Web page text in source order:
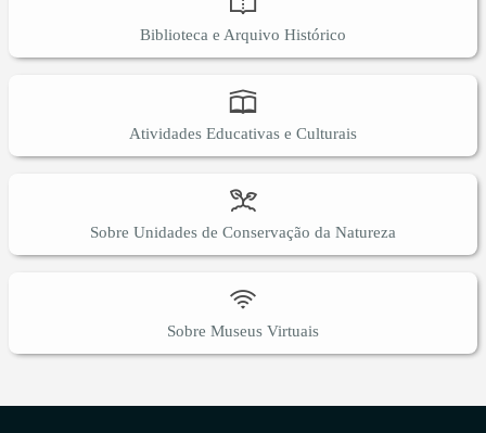
Biblioteca e Arquivo Histórico
Atividades Educativas e Culturais
Sobre Unidades de Conservação da Natureza
Sobre Museus Virtuais